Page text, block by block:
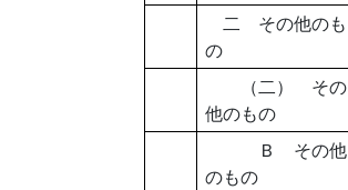
二 その他のも
の
（二） その
他のもの
Ｂ その他
のもの